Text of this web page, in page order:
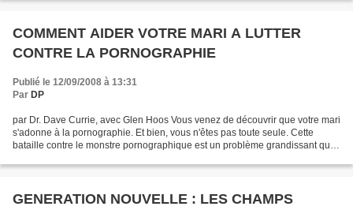
COMMENT AIDER VOTRE MARI A LUTTER
CONTRE LA PORNOGRAPHIE
Publié le 12/09/2008 à 13:31
Par DP
par Dr. Dave Currie, avec Glen Hoos Vous venez de découvrir que votre mari
s'adonne à la pornographie. Et bien, vous n'êtes pas toute seule. Cette
bataille contre le monstre pornographique est un problème grandissant qui
GENERATION NOUVELLE : LES CHAMPS